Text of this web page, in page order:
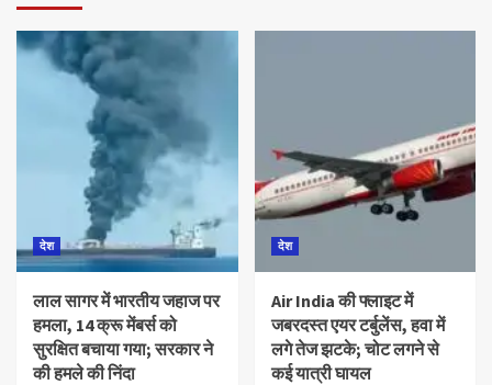
देश
लाल सागर में भारतीय जहाज पर
हमला, 14 क्रू मेंबर्स को
सुरक्षित बचाया गया; सरकार ने
की हमले की निंदा
देश
Air India की फ्लाइट में
जबरदस्त एयर टर्बुलेंस, हवा में
लगे तेज झटके; चोट लगने से
कई यात्री घायल